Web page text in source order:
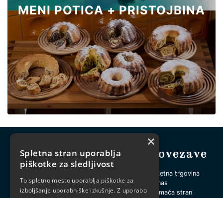
MENI POTICA + PRISTOJBINA
Kontakt
SLOVENSKI TRG 1
4260 BLED
Povezave
Spletna trgovina
O nas
Domača stran
×
Spletna stran uporablja
piškotke za sledljivost
To spletno mesto uporablja piškotke za
izboljšanje uporabniške izkušnje. Z uporabo